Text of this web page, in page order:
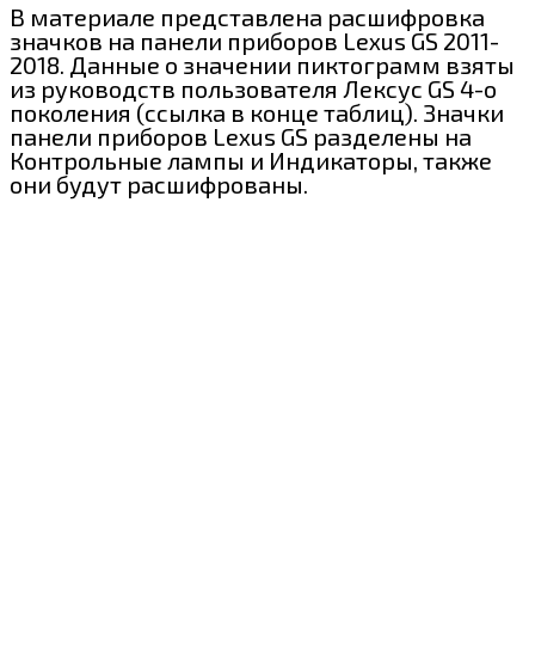
В материале представлена расшифровка
значков на панели приборов Lexus GS 2011-
2018. Данные о значении пиктограмм взяты
из руководств пользователя Лексус GS 4-о
поколения (ссылка в конце таблиц). Значки
панели приборов Lexus GS разделены на
Контрольные лампы и Индикаторы, также
они будут расшифрованы.